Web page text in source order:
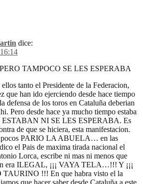
dice:
TAMPOCO SE LES ESPERABA
tanto el Presidente de la Federacion,
que han ido ejerciendo desde hace tiempo
defensa de los toros en Cataluña deberian
Pero desde hace ya mucho tiempo estaba
ESTABAN NI SE LES ESPERABA. Es
de que se hiciera, esta manifestacion.
pocos PARIO LA ABUELA… en las
el Pais de maxima tirada nacional el
Lorca, escribe ni mas ni menos que
era ILEGAL, ¡¡¡ VAYA TELA…!!! Y ¡¡¡
!!! En que habra visto el la